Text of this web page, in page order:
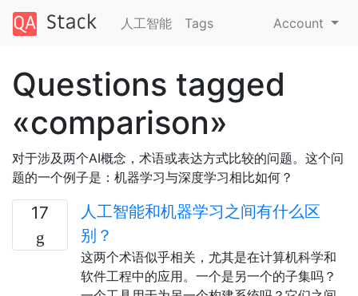
人工智能 Tags Account
Questions tagged
«comparison»
对于涉及两个AI概念，术语或表达方式比较的问题。这个问
题的一个例子是：机器学习与深度学习相比如何？
17
人工智能和机器学习之间有什么区
别？
这两个术语似乎相关，尤其是在计算机科学和
软件工程中的应用。一个是另一个的子集吗？